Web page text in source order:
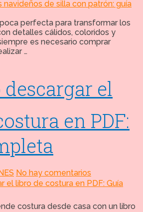
perfecta para transformar los
detalles cálidos, coloridos y
es necesario comprar
…
el
en PDF:
No hay comentarios
costura desde casa con un libro